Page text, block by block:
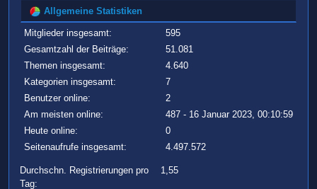
Allgemeine Statistiken
Mitglieder insgesamt:
595
Gesamtzahl der Beiträge:
51.081
Themen insgesamt:
4.640
Kategorien insgesamt:
7
Benutzer online:
2
Am meisten online:
487 - 16 Januar 2023, 00:10:59
Heute online:
0
Seitenaufrufe insgesamt:
4.497.572
Durchschn. Registrierungen pro
Tag:
1,55